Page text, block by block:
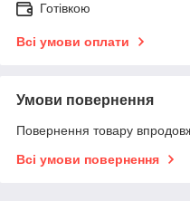
Готівкою
Всі умови оплати
Умови повернення
Повернення товару
Всі умови повернення